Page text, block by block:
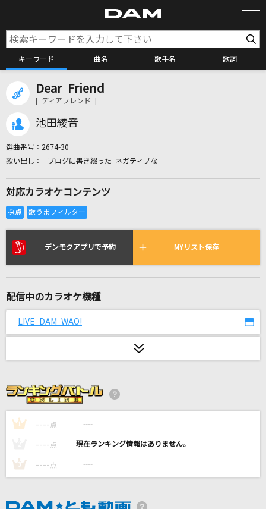
キーワード 曲名 歌手名 歌詞
リアルタイムで歌われている曲の一覧
天国
市営ダンスホール
Reason(アニメバージョン)
玉置成実
YOASOBI
Dear Friend
[ ディアフレンド ]
池田綾音
選曲番号： 2674-30
ブログに書き綴った ネガティブな
対応カラオケコンテンツ
デンモクアプリで予約 MYリスト保存
配信中のカラオケ機種
LIVE DAM WAO!
1 ---- 点 ----
---- 点 ----
3 ---- 点 ----